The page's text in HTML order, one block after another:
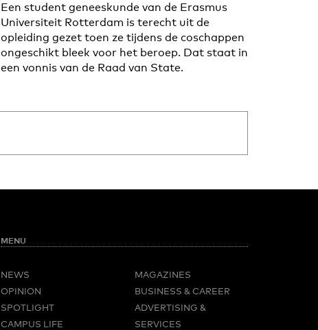
Een student geneeskunde van de Erasmus
Universiteit Rotterdam is terecht uit de
opleiding gezet toen ze tijdens de coschappen
ongeschikt bleek voor het beroep. Dat staat in
een vonnis van de Raad van State.
MENU
NEWS
OPINION
SPOTLIGHT
CAMPUS LIFE
MAGAZINES
BUSINESS & CAREER
ADVERTISING &
SERVICES